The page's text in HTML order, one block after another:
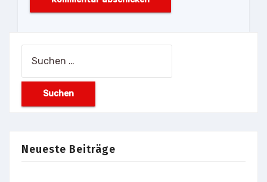
Neueste Beiträge